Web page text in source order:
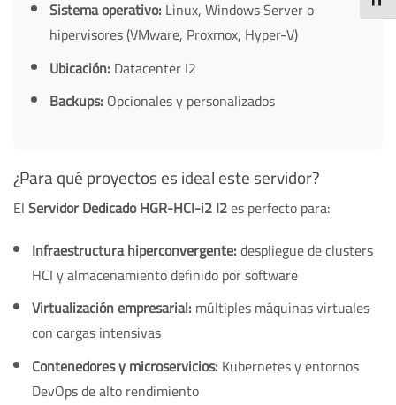
Sistema operativo: Linux, Windows Server o
hipervisores (VMware, Proxmox, Hyper-V)
Ubicación: Datacenter I2
Backups: Opcionales y personalizados
¿Para qué proyectos es ideal este servidor?
ElServidor Dedicado HGR-HCI-i2 I2es perfecto para:
Infraestructura hiperconvergente:despliegue de clusters
HCI y almacenamiento definido por software
Virtualización empresarial: múltiples máquinas virtuales
con cargas intensivas
Contenedores y microservicios: Kubernetes y entornos
DevOps de alto rendimiento